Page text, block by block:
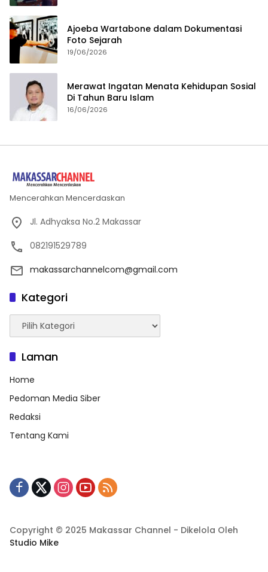
Ajoeba Wartabone dalam Dokumentasi
Foto Sejarah
19/06/2026
Merawat Ingatan Menata Kehidupan Sosial
Di Tahun Baru Islam
16/06/2026
Mencerahkan Mencerdaskan
Jl. Adhyaksa No.2 Makassar
082191529789
makassarchannelcom@gmail.com
Kategori
Kategori
Laman
Home
Pedoman Media Siber
Redaksi
Tentang Kami
Copyright © 2025 Makassar Channel - Dikelola Oleh
Studio Mike